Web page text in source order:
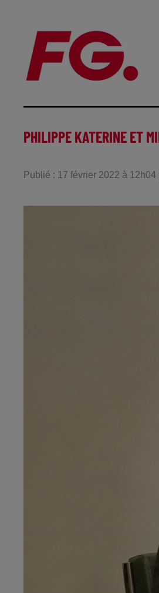
PHILIPPE KATERINE ET
Publié : 17 février 2022 à